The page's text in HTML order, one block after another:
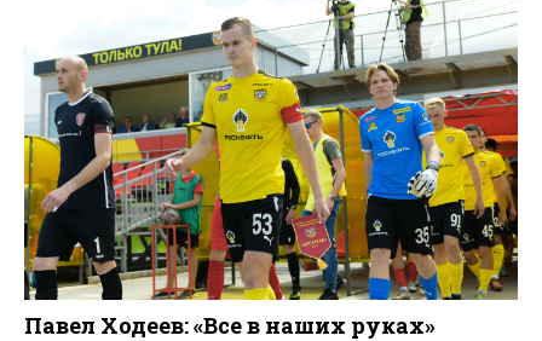
Павел Ходеев: «Все в наших руках»